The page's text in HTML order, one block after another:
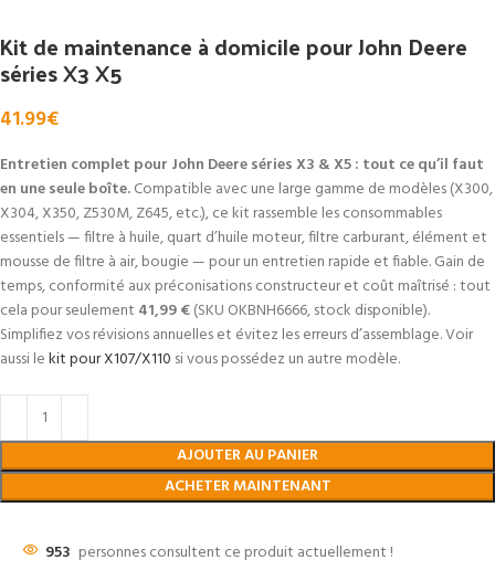
Kit de maintenance à domicile pour John Deere
séries X3 X5
41.99€
Entretien complet pour John Deere séries X3 & X5 : tout ce qu’il faut
en une seule boîte.Compatible avec une large gamme de modèles (X300,
X304, X350, Z530M, Z645, etc.), ce kit rassemble les consommables
essentiels — filtre à huile, quart d’huile moteur, filtre carburant, élément et
mousse de filtre à air, bougie — pour un entretien rapide et fiable. Gain de
temps, conformité aux préconisations constructeur et coût maîtrisé : tout
cela pour seulement 41,99 €(SKU OKBNH6666, stock disponible).
Simplifiez vos révisions annuelles et évitez les erreurs d’assemblage. Voir
aussi lekit pour X107/X110 si vous possédez un autre modèle.
AJOUTER AU PANIER
ACHETER MAINTENANT
953 personnes consultent ce produit actuellement !